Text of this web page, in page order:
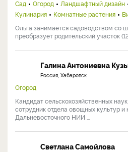
Сад Огород Ландшафтный дизайн
Кулинария
Комнатные растения
Ольга занимается садоводством со
преобразует родительский участок
Галина Антониевна
Россия, Хабаровск
Огород
Кандидат сельскохозяйственных
сотрудник отдела овощных культур и
Дальневосточного НИИ ...
Светлана Самойлова